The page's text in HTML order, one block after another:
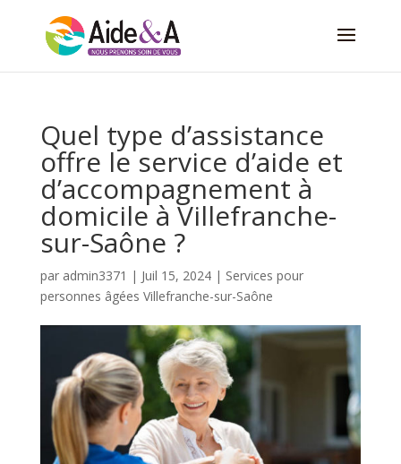
Quel type d’assistance
offre le service d’aide et
d’accompagnement à
domicile à Villefranche-
sur-Saône ?
par admin3371 | Juil 15, 2024| Services pour
personnes âgées Villefranche-sur-Saône